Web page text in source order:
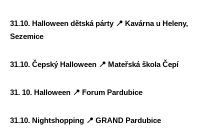
31.10. Halloween dětská párty 📍 Kavárna u Heleny,
Sezemice
31.10. Čepský Halloween 📍 Mateřská škola Čepí
31. 10. Halloween 📍 Forum Pardubice
31.10. Nightshopping 📍 GRAND Pardubice